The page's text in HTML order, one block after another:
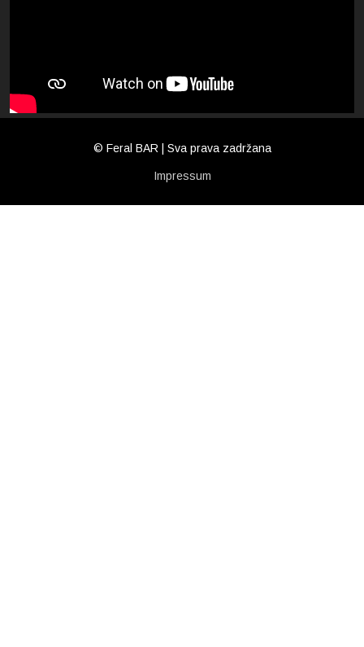
© Feral BAR | Sva prava zadržana
Impressum